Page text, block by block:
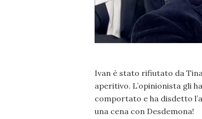
Ivan è stato rifiutato da
aperitivo. L’opinionista gli
comportato e ha disdetto
una cena con Desdemona!